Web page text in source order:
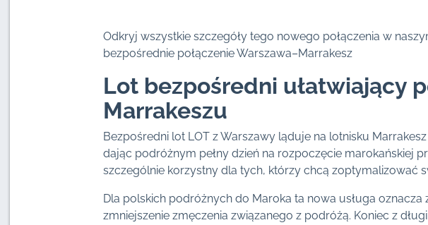
Odkryj wszystkie szczegóły tego nowego połączenia w
bezpośrednie połączenie Warszawa–Marrakesz
Lot bezpośredni ułatwiający
Marrakeszu
Bezpośredni lot LOT z Warszawy ląduje na lotnisku
dając podróżnym pełny dzień na rozpoczęcie marokańskiej
szczególnie korzystny dla tych, którzy chcą zoptymalizować
Dla polskich podróżnych do Maroka ta nowa usługa oznacza
zmniejszenie zmęczenia związanego z podróżą. Koniec z